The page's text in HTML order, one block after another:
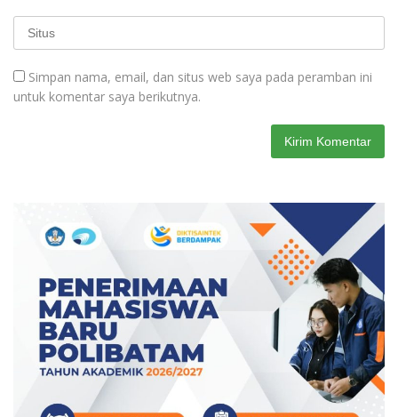
Simpan nama, email, dan situs web saya pada peramban ini
untuk komentar saya berikutnya.